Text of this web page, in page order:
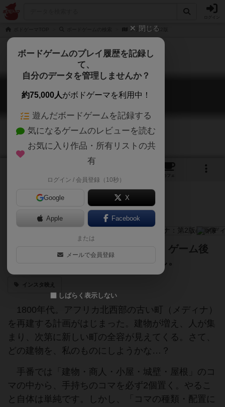
メディナ：第2版
メディナ：第2版
Medina (second edition)
カフェ
活気あるアラビアの宮殿を作る！ ゲーム後
の街並みはインスタ映え間違いなし。
インスタ映え
1800年代。アフリカ北西部の古い町（メディナ）
を再建する計画がはじまった。建物が増え、人が集
まり、次第に新しい町の全容が見えてくる。さて、
どの建物を、私のものにしようかな…？
手番では「建物・商人・小屋・城壁・屋根」のコ
マの中から、手持ちのコマを必ず2個置く。やるこ
と自体は単純です。しかし、「コマの種類・配置に
閉じる
ボードゲームのプレイ履歴を記録し
て、
自分のデータを管理しませんか？
約75,000人がボドゲーマを利用中！
遊んだボードゲームを記録する
気になるゲームのレビューを読む
お気に入り作品・所有リストの共
有
ログイン / 会員登録（10秒）
Google X
Apple Facebook
または
メールで会員登録
しばらく表示しない